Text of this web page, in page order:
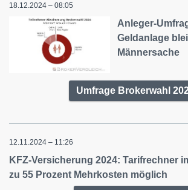
18.12.2024 – 08:05
Anleger-
Geldanlage
Männersache
Umfrage Brokerwahl
12.11.2024 – 11:26
KFZ-Versicherung 2024: Tarifrechner
zu 55 Prozent Mehrkosten möglich